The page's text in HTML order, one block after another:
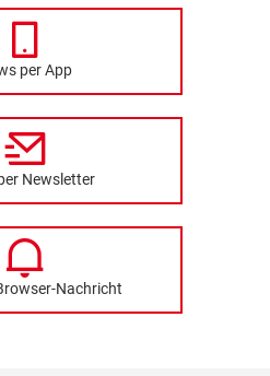
per App
Newsletter
Nachricht